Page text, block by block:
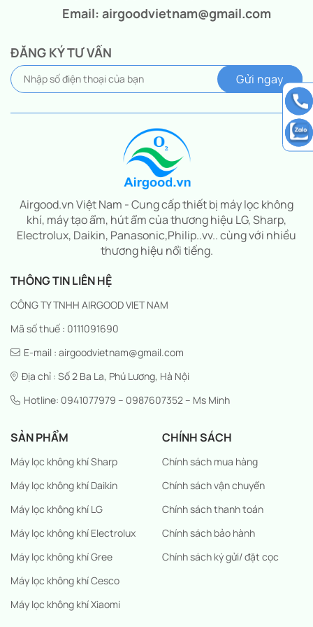
Email: airgoodvietnam@gmail.com
ĐĂNG KÝ TƯ VẤN
Airgood.vn Việt Nam - Cung cấp thiết bị máy lọc không
khí, máy tạo ẩm, hút ẩm của thương hiệu LG, Sharp,
Electrolux, Daikin, Panasonic,Philip..vv.. cùng với nhiều
thương hiệu nổi tiếng.
THÔNG TIN LIÊN HỆ
CÔNG TY TNHH AIRGOOD VIET NAM
Mã số thuế : 0111091690
E-mail : airgoodvietnam@gmail.com
Địa chỉ : Số 2 Ba La, Phú Lương, Hà Nội
Hotline: 0941077979 – 0987607352 – Ms Minh
SẢN PHẨM
Máy lọc không khí Sharp
Máy lọc không khí Daikin
Máy lọc không khí LG
Máy lọc không khí Electrolux
Máy lọc không khí Gree
Máy lọc không khí Cesco
Máy lọc không khí Xiaomi
CHÍNH SÁCH
Chính sách mua hàng
Chính sách vận chuyển
Chính sách thanh toán
Chính sách bảo hành
Chính sách ký gửi/ đặt cọc